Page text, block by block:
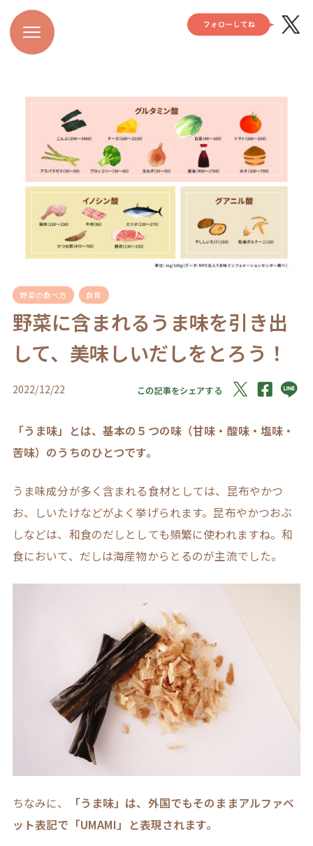
野菜の食べ方 食育
野菜に含まれるうま味を引き出
して、美味しいだしをとろう！
2022/12/22 この記事をシェアする
「うま味」とは、基本の５つの味（甘味・酸味・塩味・
苦味）のうちのひとつです。
うま味成分が多く含まれる食材としては、昆布やかつ
お、しいたけなどがよく挙げられます。昆布やかつおぶ
しなどは、和食のだしとしても頻繁に使われますね。和
食において、だしは海産物からとるのが主流でした。
ちなみに、
「うま味」は、外国でもそのままアルファベ
ット表記で「UMAMI」と表現されます。